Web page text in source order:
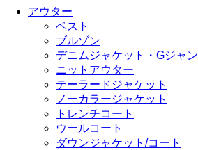
アウター
ベスト
ブルゾン
デニムジャケット・Gジャン
ニットアウター
テーラードジャケット
ノーカラージャケット
トレンチコート
ウールコート
ダウンジャケット/コート